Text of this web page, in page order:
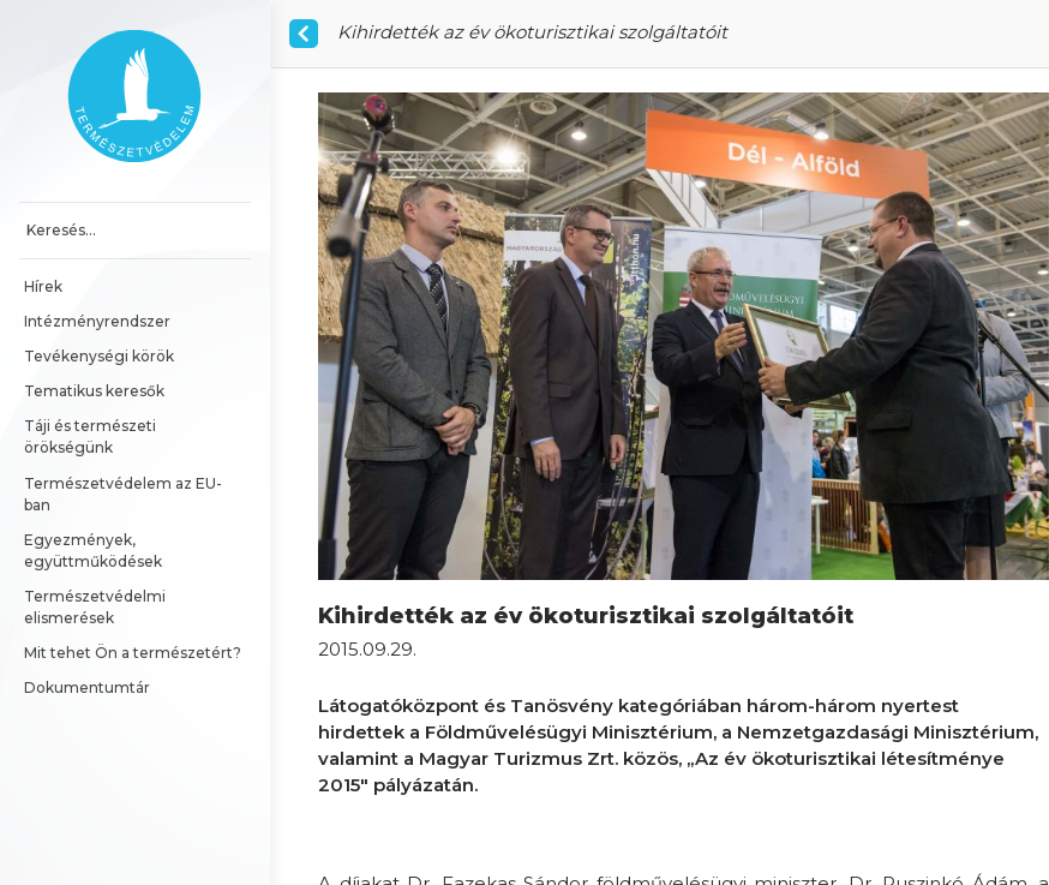
Főoldal
Hírek
Intézményrendszer
Tevékenységi körök
Tematikus keresők
Táji és természeti
örökségünk
Természetvédelem az EU-
ban
Egyezmények,
együttműködések
Természetvédelmi
elismerések
Mit tehet Ön a természetért?
Dokumentumtár
Kihirdették az év ökoturisztikai szolgáltatóit
Kihirdették az év ökoturisztikai szolgáltatóit
2015.09.29.
Látogatóközpont és Tanösvény kategóriában három-három nyertest
hirdettek a Földművelésügyi Minisztérium, a Nemzetgazdasági Minisztérium,
valamint a Magyar Turizmus Zrt. közös, „Az év ökoturisztikai létesítménye
2015" pályázatán.